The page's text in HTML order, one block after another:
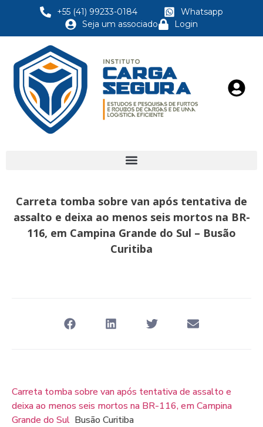
+55 (41) 99233-0184
Whatsapp
Seja um associado
Login
Carreta tomba sobre van após tentativa de
assalto e deixa ao menos seis mortos na BR-
116, em Campina Grande do Sul – Busão
Curitiba
Carreta tomba sobre van após tentativa de assalto e
deixa ao menos seis mortos na BR-116, em Campina
Grande do Sul Busão Curitiba